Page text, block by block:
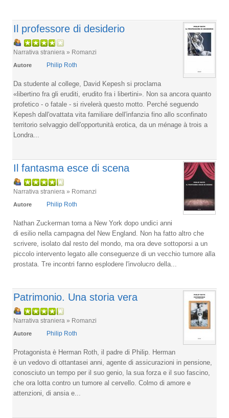
Il professore di desiderio
Narrativa straniera » Romanzi
Autore Philip Roth
Da studente al college, David Kepesh si proclama
«libertino fra gli eruditi, erudito fra i libertini». Non sa ancora quanto
profetico - o fatale - si rivelerà questo motto. Perché seguendo
Kepesh dall'ovattata vita familiare dell'infanzia fino allo sconfinato
territorio selvaggio dell'opportunità erotica, da un ménage à trois a
Londra...
Il fantasma esce di scena
Narrativa straniera » Romanzi
Autore Philip Roth
Nathan Zuckerman torna a New York dopo undici anni
di esilio nella campagna del New England. Non ha fatto altro che
scrivere, isolato dal resto del mondo, ma ora deve sottoporsi a un
piccolo intervento legato alle conseguenze di un vecchio tumore alla
prostata. Tre incontri fanno esplodere l'involucro della...
Patrimonio. Una storia vera
Narrativa straniera » Romanzi
Autore Philip Roth
Protagonista è Herman Roth, il padre di Philip. Herman
è un vedovo di ottantasei anni, agente di assicurazioni in pensione,
conosciuto un tempo per il suo genio, la sua forza e il suo fascino,
che ora lotta contro un tumore al cervello. Colmo di amore e
attenzioni, di ansia e...